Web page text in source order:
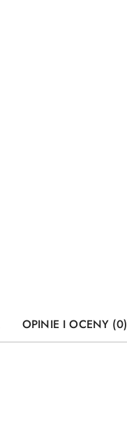
OPINIE I OCENY (0)